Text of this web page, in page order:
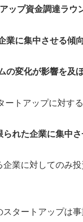
ップ資金調達ラウ
業に集中させる傾
の変化が影響を及
ートアップに対す
れた企業に集中
業に対してのみ
タートアップは